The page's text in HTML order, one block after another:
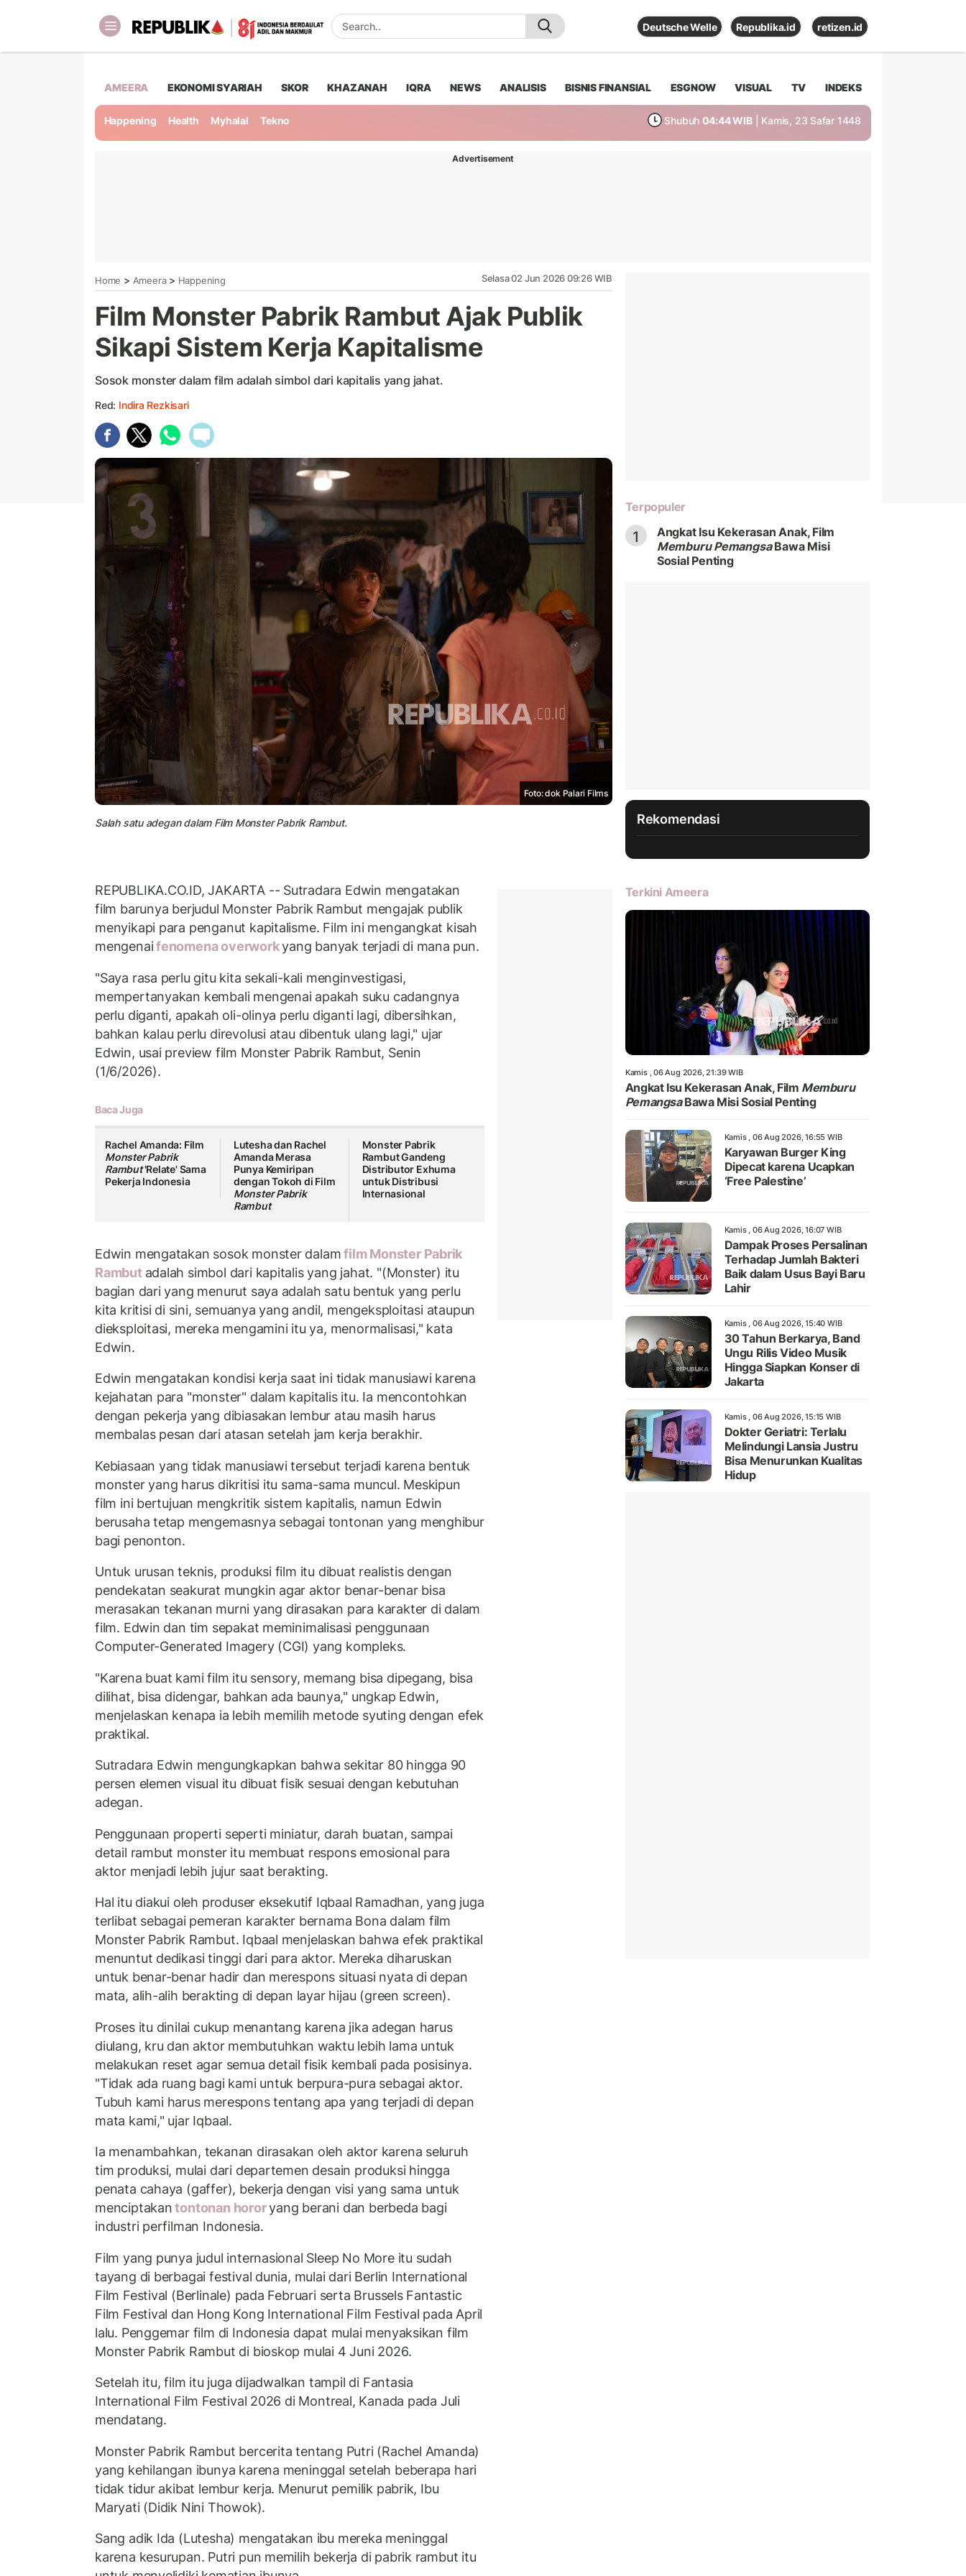
Deutsche Welle Republika.id retizen.id
AMEERA EKONOMI SYARIAH SKOR KHAZANAH IQRA NEWS ANALISIS BISNIS FINANSIAL ESGNOW VISUAL TV INDEKS
Happening Health Myhalal Tekno Shubuh 04:44 WIB | Kamis, 23 Safar 1448
Advertisement
Home > Ameera> Happening Selasa 02 Jun 2026 09:26 WIB
Film Monster Pabrik Rambut Ajak Publik
Sikapi Sistem Kerja Kapitalisme
Sosok monster dalam film adalah simbol dari kapitalis yang jahat.
Red: Indira Rezkisari
Foto: dok Palari Films
Salah satu adegan dalam Film Monster Pabrik Rambut.
REPUBLIKA.CO.ID, JAKARTA -- Sutradara Edwin mengatakan
film barunya berjudul Monster Pabrik Rambut mengajak publik
menyikapi para penganut kapitalisme. Film ini mengangkat kisah
mengenaifenomena overworkyang banyak terjadi di mana pun.
"Saya rasa perlu gitu kita sekali-kali menginvestigasi,
mempertanyakan kembali mengenai apakah suku cadangnya
perlu diganti, apakah oli-olinya perlu diganti lagi, dibersihkan,
bahkan kalau perlu direvolusi atau dibentuk ulang lagi," ujar
Edwin, usai preview film Monster Pabrik Rambut, Senin
(1/6/2026).
Baca Juga
Rachel Amanda: Film
Monster Pabrik
Rambut'Relate' Sama
Pekerja Indonesia
Lutesha dan Rachel
Amanda Merasa
Punya Kemiripan
dengan Tokoh di Film
Monster Pabrik
Rambut
Monster Pabrik
Rambut Gandeng
Distributor Exhuma
untuk Distribusi
Internasional
Edwin mengatakan sosok monster dalamfilm Monster Pabrik
Rambut adalah simbol dari kapitalis yang jahat. "(Monster) itu
bagian dari yang menurut saya adalah satu bentuk yang perlu
kita kritisi di sini, semuanya yang andil, mengeksploitasi ataupun
dieksploitasi, mereka mengamini itu ya, menormalisasi," kata
Edwin.
Edwin mengatakan kondisi kerja saat ini tidak manusiawi karena
kejahatan para "monster" dalam kapitalis itu. Ia mencontohkan
dengan pekerja yang dibiasakan lembur atau masih harus
membalas pesan dari atasan setelah jam kerja berakhir.
Kebiasaan yang tidak manusiawi tersebut terjadi karena bentuk
monster yang harus dikritisi itu sama-sama muncul. Meskipun
film ini bertujuan mengkritik sistem kapitalis, namun Edwin
berusaha tetap mengemasnya sebagai tontonan yang menghibur
bagi penonton.
Untuk urusan teknis, produksi film itu dibuat realistis dengan
pendekatan seakurat mungkin agar aktor benar-benar bisa
merasakan tekanan murni yang dirasakan para karakter di dalam
film. Edwin dan tim sepakat meminimalisasi penggunaan
Computer-Generated Imagery (CGI) yang kompleks.
"Karena buat kami film itu sensory, memang bisa dipegang, bisa
dilihat, bisa didengar, bahkan ada baunya," ungkap Edwin,
menjelaskan kenapa ia lebih memilih metode syuting dengan efek
praktikal.
Sutradara Edwin mengungkapkan bahwa sekitar 80 hingga 90
persen elemen visual itu dibuat fisik sesuai dengan kebutuhan
adegan.
Penggunaan properti seperti miniatur, darah buatan, sampai
detail rambut monster itu membuat respons emosional para
aktor menjadi lebih jujur saat berakting.
Hal itu diakui oleh produser eksekutif Iqbaal Ramadhan, yang juga
terlibat sebagai pemeran karakter bernama Bona dalam film
Monster Pabrik Rambut. Iqbaal menjelaskan bahwa efek praktikal
menuntut dedikasi tinggi dari para aktor. Mereka diharuskan
untuk benar-benar hadir dan merespons situasi nyata di depan
mata, alih-alih berakting di depan layar hijau (green screen).
Proses itu dinilai cukup menantang karena jika adegan harus
diulang, kru dan aktor membutuhkan waktu lebih lama untuk
melakukan reset agar semua detail fisik kembali pada posisinya.
"Tidak ada ruang bagi kami untuk berpura-pura sebagai aktor.
Tubuh kami harus merespons tentang apa yang terjadi di depan
mata kami," ujar Iqbaal.
Ia menambahkan, tekanan dirasakan oleh aktor karena seluruh
tim produksi, mulai dari departemen desain produksi hingga
penata cahaya (gaffer), bekerja dengan visi yang sama untuk
menciptakantontonan hororyang berani dan berbeda bagi
industri perfilman Indonesia.
Film yang punya judul internasional Sleep No More itu sudah
tayang di berbagai festival dunia, mulai dari Berlin International
Film Festival (Berlinale) pada Februari serta Brussels Fantastic
Film Festival dan Hong Kong International Film Festival pada April
lalu. Penggemar film di Indonesia dapat mulai menyaksikan film
Monster Pabrik Rambut di bioskop mulai 4 Juni 2026.
Setelah itu, film itu juga dijadwalkan tampil di Fantasia
International Film Festival 2026 di Montreal, Kanada pada Juli
mendatang.
Monster Pabrik Rambut bercerita tentang Putri (Rachel Amanda)
yang kehilangan ibunya karena meninggal setelah beberapa hari
tidak tidur akibat lembur kerja. Menurut pemilik pabrik, Ibu
Maryati (Didik Nini Thowok).
Sang adik Ida (Lutesha) mengatakan ibu mereka meninggal
karena kesurupan. Putri pun memilih bekerja di pabrik rambut itu
Terpopuler
1
Angkat Isu Kekerasan Anak, Film
Memburu PemangsaBawa Misi
Sosial Penting
Rekomendasi
Terkini Ameera
Kamis , 06 Aug 2026, 21:39 WIB
Angkat Isu Kekerasan Anak, Film Memburu
PemangsaBawa Misi Sosial Penting
Kamis , 06 Aug 2026, 16:55 WIB
Karyawan Burger King
Dipecat karena Ucapkan
‘Free Palestine’
Kamis , 06 Aug 2026, 16:07 WIB
Dampak Proses Persalinan
Terhadap Jumlah Bakteri
Baik dalam Usus Bayi Baru
Lahir
Kamis , 06 Aug 2026, 15:40 WIB
30 Tahun Berkarya, Band
Ungu Rilis Video Musik
Hingga Siapkan Konser di
Jakarta
Kamis , 06 Aug 2026, 15:15 WIB
Dokter Geriatri: Terlalu
Melindungi Lansia Justru
Bisa Menurunkan Kualitas
Hidup